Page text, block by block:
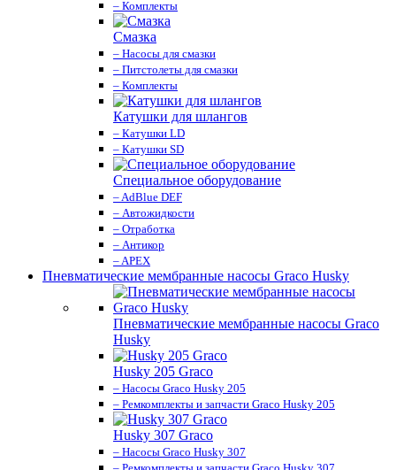
– Комплекты
Смазка
– Насосы для смазки
– Питстолеты для смазки
– Комплекты
Катушки для шлангов
– Катушки LD
– Катушки SD
Специальное оборудование
– AdBlue DEF
– Автожидкости
– Отработка
– Антикор
– APEX
Пневматические мембранные насосы Graco Husky
Пневматические мембранные насосы Graco
Husky
Husky 205 Graco
– Насосы Graco Husky 205
– Ремкомплекты и запчасти Graco Husky 205
Husky 307 Graco
– Насосы Graco Husky 307